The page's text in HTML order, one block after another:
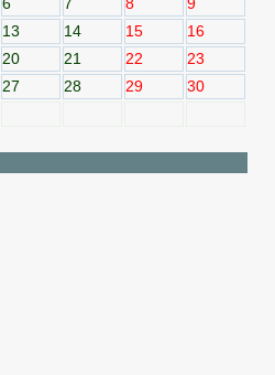
13 14 15
16
20 21 22
23
27 28 29
30